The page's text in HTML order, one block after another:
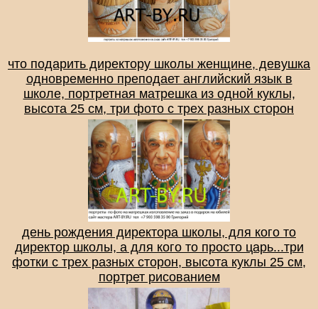
что подарить директору школы женщине, девушка
одновременно преподает английский язык в
школе, портретная матрешка из одной куклы,
высота 25 см, три фото с трех разных сторон
день рождения директора школы, для кого то
директор школы, а для кого то просто царь...три
фотки с трех разных сторон, высота куклы 25 см,
портрет рисованием